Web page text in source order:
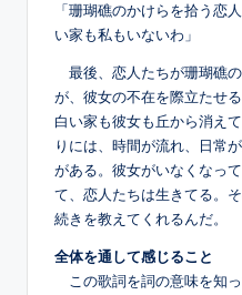
「珊瑚礁のかけらを拾う恋
い家も私もいないわ」
最後、恋人たちが珊瑚礁
が、彼女の不在を際立たせ
白い家も彼女も丘から消え
りには、時間が流れ、日常
がある。彼女がいなくなっ
て、恋人たちは生きてる。
続きを教えてくれるんだ。
全体を通して感じること
この歌詞を詞の意味を知